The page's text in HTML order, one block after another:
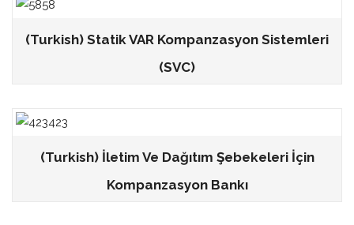
(Turkish) Statik VAR Kompanzasyon Sistemleri
(SVC)
(Turkish) İletim Ve Dağıtım Şebekeleri İçin
Kompanzasyon Bankı